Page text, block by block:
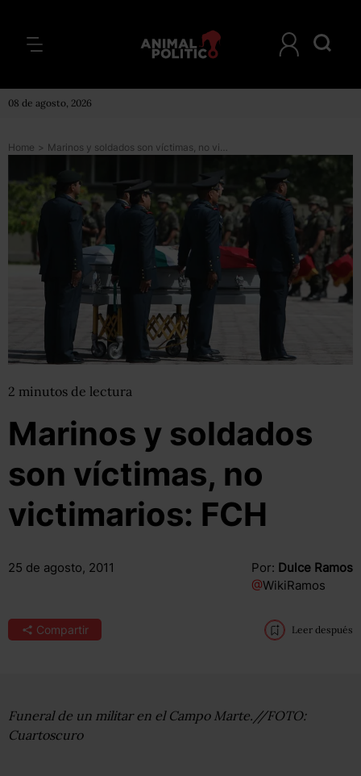
08 de agosto, 2026
Home > Marinos y soldados son víctimas, no victimarios: FCH
2 minutos de lectura
Marinos y soldados
son víctimas, no
victimarios: FCH
25 de agosto, 2011 Por: Dulce Ramos
@WikiRamos
Compartir Leer después
Funeral de un militar en el Campo Marte.//FOTO:
Cuartoscuro